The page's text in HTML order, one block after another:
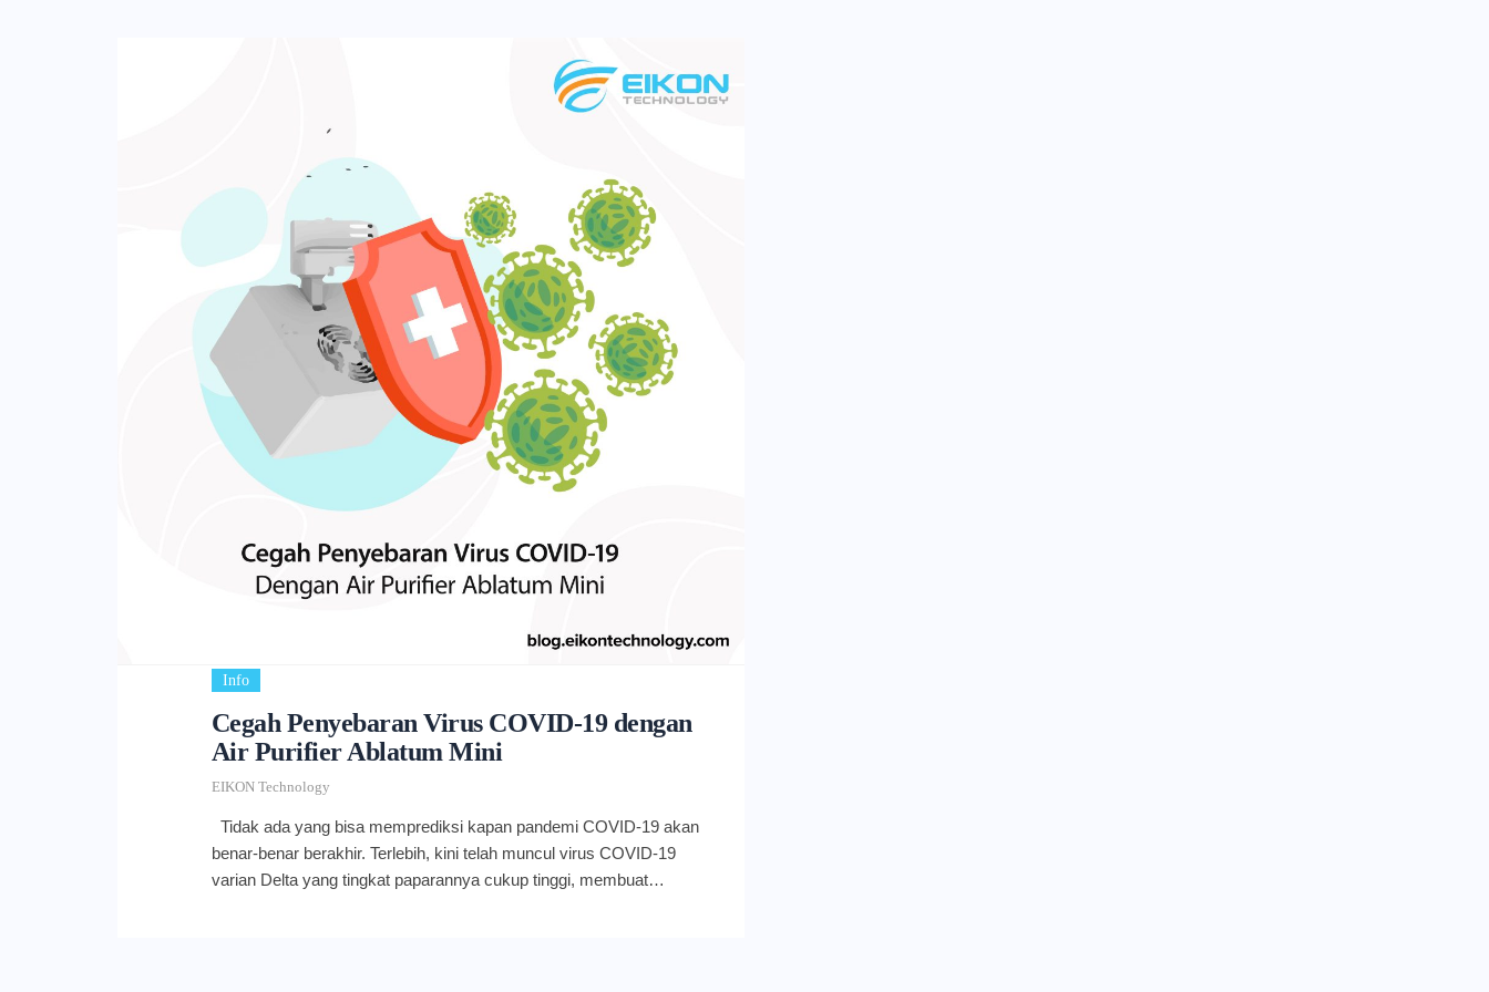
Info
Cegah Penyebaran Virus COVID-19 dengan
Air Purifier Ablatum Mini
EIKON Technology
Tidak ada yang bisa memprediksi kapan pandemi COVID-19 akan
benar-benar berakhir. Terlebih, kini telah muncul virus COVID-19
varian Delta yang tingkat paparannya cukup tinggi, membuat